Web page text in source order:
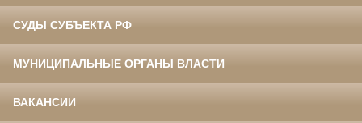
СУДЫ СУБЪЕКТА РФ
МУНИЦИПАЛЬНЫЕ ОРГАНЫ ВЛАСТИ
ВАКАНСИИ